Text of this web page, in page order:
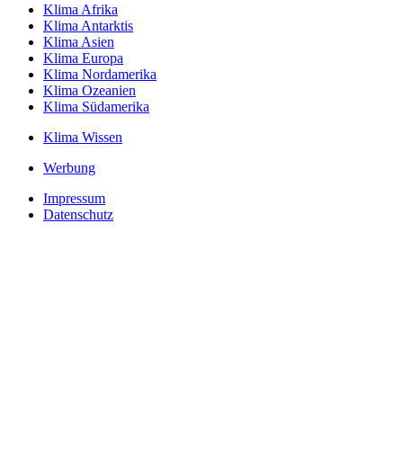
Klima Afrika
Klima Antarktis
Klima Asien
Klima Europa
Klima Nordamerika
Klima Ozeanien
Klima Südamerika
Klima Wissen
Werbung
Impressum
Datenschutz